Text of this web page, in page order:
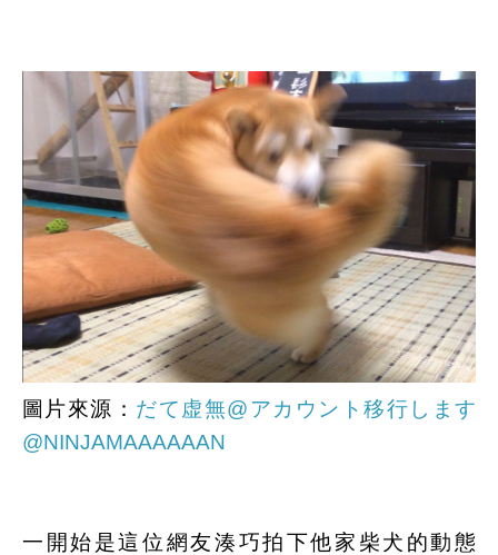
圖片來源： だて虚無@アカウント移行します
@NINJAMAAAAAAN
一開始是這位網友湊巧拍下他家柴犬的動態